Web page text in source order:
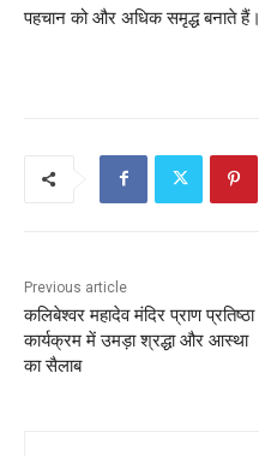
पहचान को और अधिक समृद्ध बनाते हैं।
Previous article
कलिबेश्वर महादेव मंदिर प्राण प्रतिष्ठा
कार्यक्रम में उमड़ा श्रद्धा और आस्था
का सैलाब